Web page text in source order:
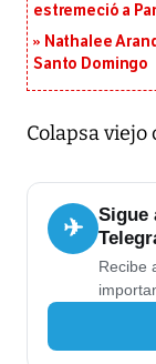
estremeció a
Nathalee
Santo Domingo
Colapsa viejo
✈
Sigue
Recibe